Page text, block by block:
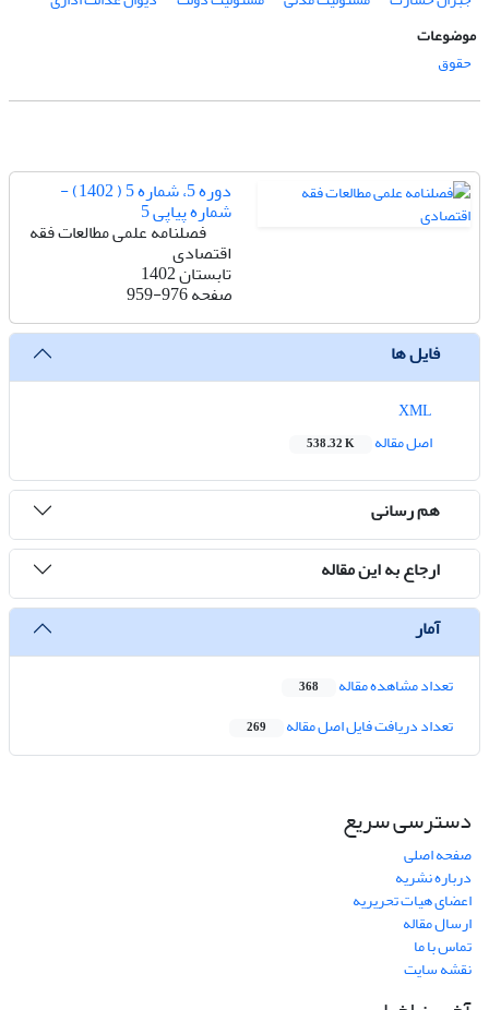
موضوعات
حقوق
دوره 5، شماره 5 ( 1402) -
شماره پیاپی 5
فصلنامه علمی مطالعات فقه
اقتصادی
تابستان 1402
صفحه959-976
فایل ها
اصل مقاله
538.32 K
هم رسانی
ارجاع به این مقاله
آمار
تعداد مشاهده مقاله 368
تعداد دریافت فایل اصل مقاله 269
دسترسی سریع
صفحه اصلی
درباره نشریه
اعضای هیات تحریریه
ارسال مقاله
تماس با ما
نقشه سایت